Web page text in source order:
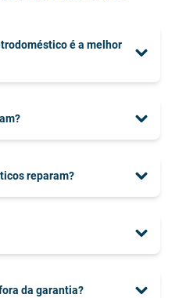
é a melhor
reparam?
da garantia?